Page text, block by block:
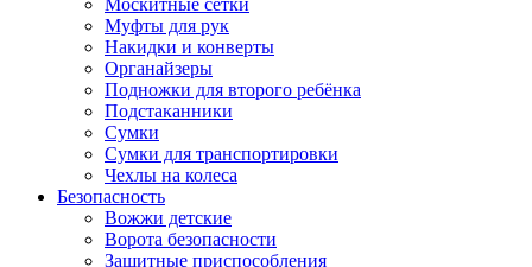
Москитные сетки
Муфты для рук
Накидки и конверты
Органайзеры
Подножки для второго ребёнка
Подстаканники
Сумки
Сумки для транспортировки
Чехлы на колеса
Безопасность
Вожжи детские
Ворота безопасности
Защитные приспособления